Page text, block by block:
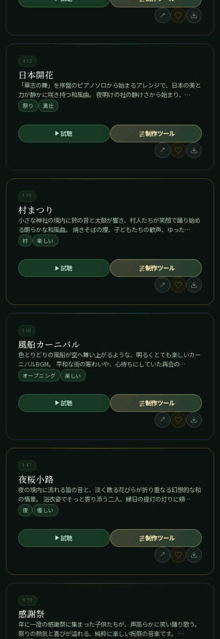
↗
♡
4:12
日本開花
「華志の舞」を序盤のピアノソロから始まるアレンジで、日本の美と
力が静かに咲き持つ和風曲。 夜明けの社の静けさから始まり、…
祭り 勇壮
試聴
制作ツール
↗
♡
1:59
村まつり
小さな神社の境内に鈴の音と太鼓が響き、村人たちが笑顔で踊り始め
る朗らかな和風曲。 焼きそばの煙、子どもたちの歓声、ゆった…
村 楽しい
試聴
制作ツール
↗
♡
1:10
風船カーニバル
色とりどりの風船が空へ舞い上がるような、明るくとても楽しいカー
ニバルBGM。 平和な街の賑わいや、心待ちにしていた再会の…
オープニング 楽しい
試聴
制作ツール
↗
♡
1:47
夜桜小路
夜の境内に流れる笛の音と、淡く散る花びらが折り重なる幻想的な和
の情景。 浴衣姿でそっと寄り添う二人、縁日の提灯の灯りに頬…
夜 優しい
試聴
制作ツール
↗
♡
0:59
感謝祭
年に一度の感謝祭に集まった子供たちが、声高らかに笑い踊り歌う。
祭りの熱気と喜びが溢れる、純粋に楽しい祝祭の音楽です。 …